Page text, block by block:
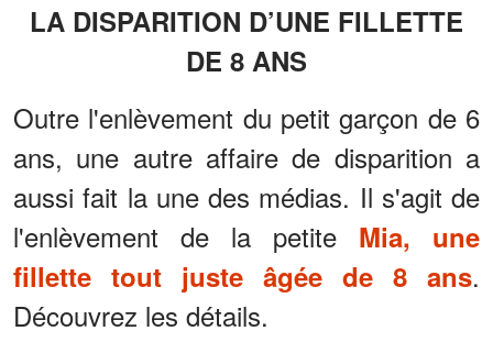
LA DISPARITION D’UNE FILLETTE
DE 8 ANS
Outre l'enlèvement du petit garçon de 6
ans, une autre affaire de disparition a
aussi fait la une des médias. Il s'agit de
l'enlèvement de la petite Mia, une
fillette tout juste âgée de 8 ans.
Découvrez les détails.